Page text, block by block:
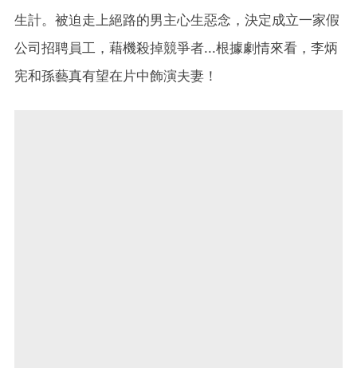
生計。被迫走上絕路的男主心生惡念，決定成立一家假
公司招聘員工，藉機殺掉競爭者...根據劇情來看，李炳
宪和孫藝真有望在片中飾演夫妻！